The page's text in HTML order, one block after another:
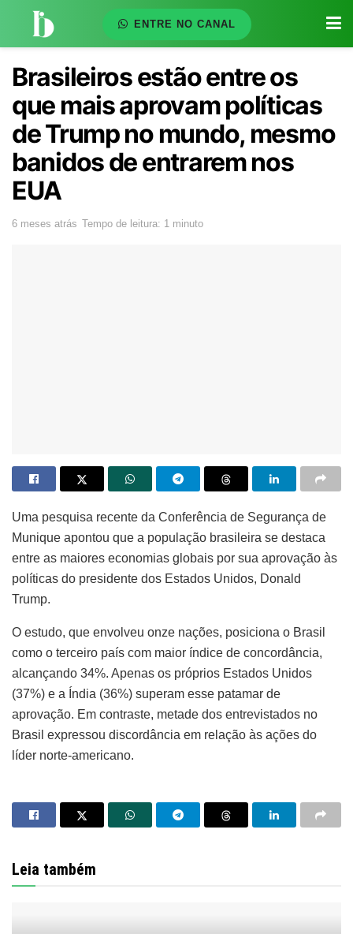
ENTRE NO CANAL
Brasileiros estão entre os
que mais aprovam políticas
de Trump no mundo, mesmo
banidos de entrarem nos
EUA
6 meses atrás Tempo de leitura: 1 minuto
Uma pesquisa recente da Conferência de Segurança de
Munique apontou que a população brasileira se destaca
entre as maiores economias globais por sua aprovação às
políticas do presidente dos Estados Unidos, Donald
Trump.
O estudo, que envolveu onze nações, posiciona o Brasil
como o terceiro país com maior índice de concordância,
alcançando 34%. Apenas os próprios Estados Unidos
(37%) e a Índia (36%) superam esse patamar de
aprovação. Em contraste, metade dos entrevistados no
Brasil expressou discordância em relação às ações do
líder norte-americano.
Leia também